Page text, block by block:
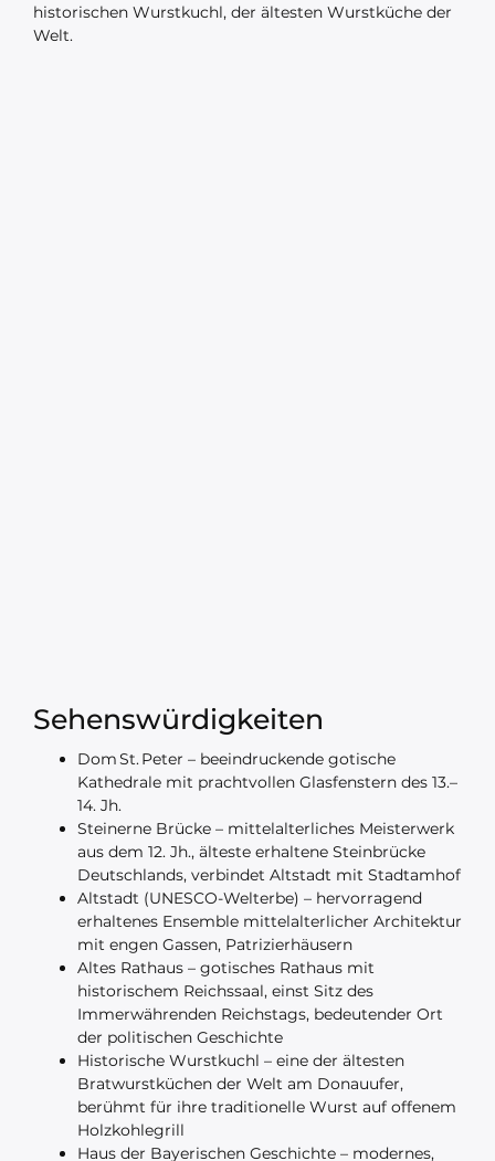
historischen Wurstkuchl, der ältesten Wurstküche der
Welt.
Sehenswürdigkeiten
Dom St. Peter – beeindruckende gotische
Kathedrale mit prachtvollen Glasfenstern des 13.–
14. Jh.
Steinerne Brücke – mittelalterliches Meisterwerk
aus dem 12. Jh., älteste erhaltene Steinbrücke
Deutschlands, verbindet Altstadt mit Stadtamhof
Altstadt (UNESCO-Welterbe) – hervorragend
erhaltenes Ensemble mittelalterlicher Architektur
mit engen Gassen, Patrizierhäusern
Altes Rathaus – gotisches Rathaus mit
historischem Reichssaal, einst Sitz des
Immerwährenden Reichstags, bedeutender Ort
der politischen Geschichte
Historische Wurstkuchl – eine der ältesten
Bratwurstküchen der Welt am Donauufer,
berühmt für ihre traditionelle Wurst auf offenem
Holzkohlegrill
Haus der Bayerischen Geschichte – modernes,